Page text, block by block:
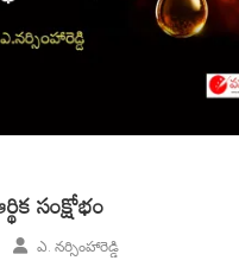
సంక్షోభం
ఎ. నర్సింహారెడ్డి